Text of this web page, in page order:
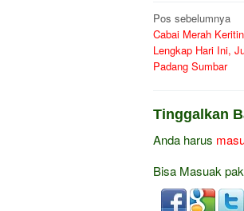
Navigasi
pos
Pos sebelumnya
Cabai Merah
Lengkap Hari Ini,
Padang Sumbar
Tinggalkan
Anda harus
Bisa Masuak